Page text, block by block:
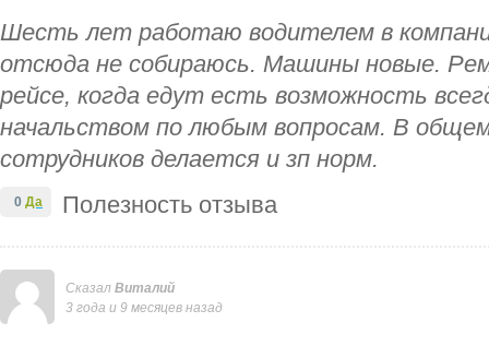
Шесть лет работаю водителем в
отсюда не собираюсь. Машины новые.
рейсе, когда едут есть возможность
начальством по любым вопросам. В общем
сотрудников делается и зп норм.
Полезность отзыва
0 Да
Сказал Виталий
3 года и 9 месяцев назад